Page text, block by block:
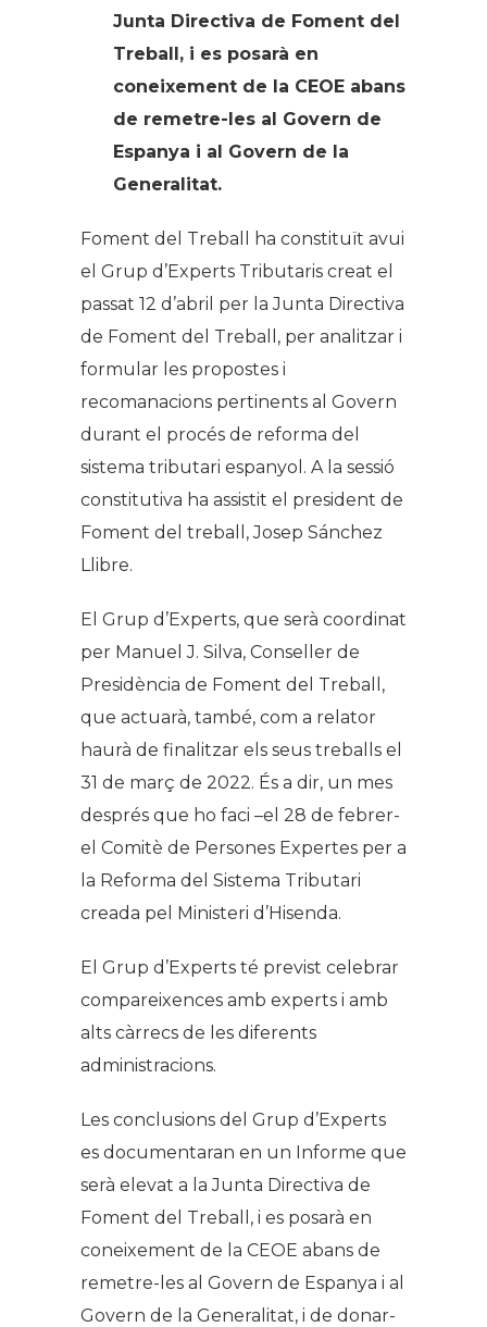
Junta Directiva de Foment del
Treball, i es posarà en
coneixement de la CEOE abans
de remetre-les al Govern de
Espanya i al Govern de la
Generalitat.
Foment del Treball ha constituït avui
el Grup d’Experts Tributaris creat el
passat 12 d’abril per la Junta Directiva
de Foment del Treball, per analitzar i
formular les propostes i
recomanacions pertinents al Govern
durant el procés de reforma del
sistema tributari espanyol. A la sessió
constitutiva ha assistit el president de
Foment del treball, Josep Sánchez
Llibre.
El Grup d’Experts, que serà coordinat
per Manuel J. Silva, Conseller de
Presidència de Foment del Treball,
que actuarà, també, com a relator
haurà de finalitzar els seus treballs el
31 de març de 2022. És a dir, un mes
després que ho faci –el 28 de febrer-
el Comitè de Persones Expertes per a
la Reforma del Sistema Tributari
creada pel Ministeri d’Hisenda.
El Grup d’Experts té previst celebrar
compareixences amb experts i amb
alts càrrecs de les diferents
administracions.
Les conclusions del Grup d’Experts
es documentaran en un Informe que
serà elevat a la Junta Directiva de
Foment del Treball, i es posarà en
coneixement de la CEOE abans de
remetre-les al Govern de Espanya i al
Govern de la Generalitat, i de donar-